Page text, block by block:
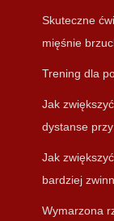
Skuteczne
mięśnie
Trening dla
Jak
dystanse
Jak
bardziej
Wymarzona